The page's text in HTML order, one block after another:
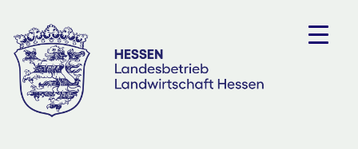
Inhalt
springen